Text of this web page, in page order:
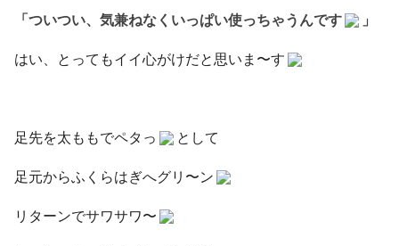
「ついつい、気兼ねなくいっぱい使っちゃうんです 」
はい、とってもイイ心がけだと思いま〜す
足先を太ももでペタっ として
足元からふくらはぎへグリ〜ン
リターンでサワサワ〜